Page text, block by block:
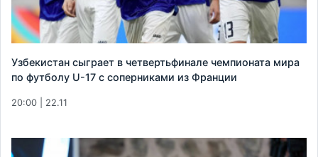
Узбекистан сыграет в четвертьфинале чемпионата мира
по футболу U-17 с соперниками из Франции
20:00 | 22.11